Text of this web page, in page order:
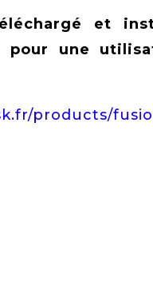
et
pour une
products/